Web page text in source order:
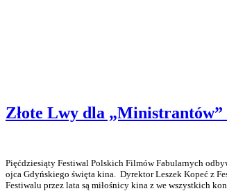
Złote Lwy dla
Pięćdziesiąty Festiwal Polskich Filmów Fabularnych
ojca Gdyńskiego święta kina. Dyrektor Leszek Kopeć z
Festiwalu przez lata są miłośnicy kina z we wszystkich